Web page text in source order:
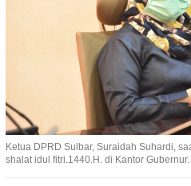
Ketua DPRD Sulbar, Suraidah Suhardi,
shalat idul fitri.1440.H. di Kantor Gubernur.